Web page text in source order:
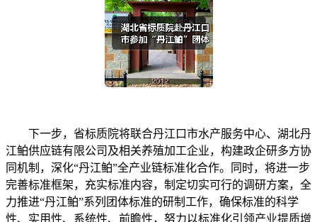
下一步，省标质院将联合丹江口市水产服务中心、湖北丹
江鲌供应链有限公司及相关养殖加工企业，构建政企研多方协
同机制，深化“丹江鲌”全产业链标准化合作。同时，将进一步
完善标准框架，充实标准内容，制定切实可行的调研方案，全
力推进“丹江鲌”系列团体标准的研制工作，确保标准的科学
性、实用性、系统性、前瞻性，努力以标准化引领产业提质增